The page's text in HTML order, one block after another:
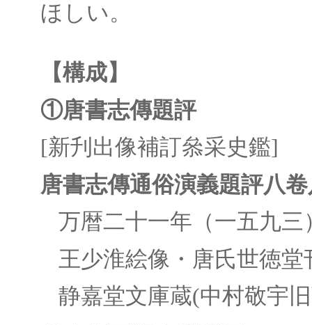
ほしい。
【構成】
①唐書志傳題評
[新刋出像補訂叅采史鑑]
唐書志傳通俗演義題評八
万暦二十一年（一五九三
王少淮絵像・唐氏世徳堂
静嘉堂文庫蔵(中村敬宇